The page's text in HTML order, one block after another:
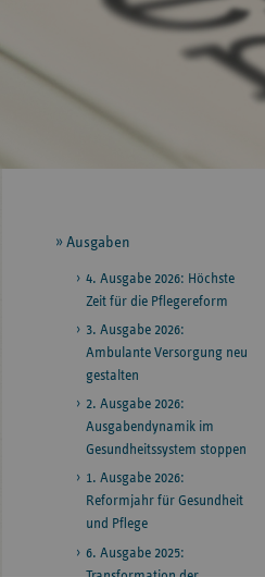
Seitennavigation
Ausgaben
4. Ausgabe 2026: Höchste
Zeit für die Pflegereform
3. Ausgabe 2026:
Ambulante Versorgung neu
gestalten
2. Ausgabe 2026:
Ausgabendynamik im
Gesundheitssystem stoppen
1. Ausgabe 2026:
Reformjahr für Gesundheit
und Pflege
6. Ausgabe 2025: